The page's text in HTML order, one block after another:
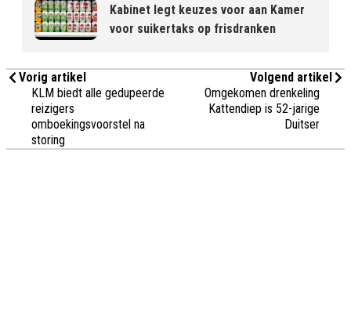
Kabinet legt keuzes voor aan Kamer
voor suikertaks op frisdranken
Vorig artikel
KLM biedt alle gedupeerde
reizigers
omboekingsvoorstel na
storing
Volgend artikel
Omgekomen drenkeling
Kattendiep is 52-jarige
Duitser